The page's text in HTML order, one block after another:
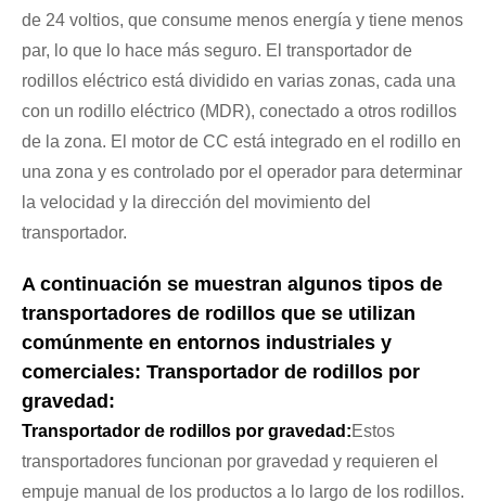
de 24 voltios, que consume menos energía y tiene menos
par, lo que lo hace más seguro. El transportador de
rodillos eléctrico está dividido en varias zonas, cada una
con un rodillo eléctrico (MDR), conectado a otros rodillos
de la zona. El motor de CC está integrado en el rodillo en
una zona y es controlado por el operador para determinar
la velocidad y la dirección del movimiento del
transportador.
A continuación se muestran algunos tipos de
transportadores de rodillos que se utilizan
comúnmente en entornos industriales y
comerciales: Transportador de rodillos por
gravedad:
Transportador de rodillos por gravedad:Estos
transportadores funcionan por gravedad y requieren el
empuje manual de los productos a lo largo de los rodillos.